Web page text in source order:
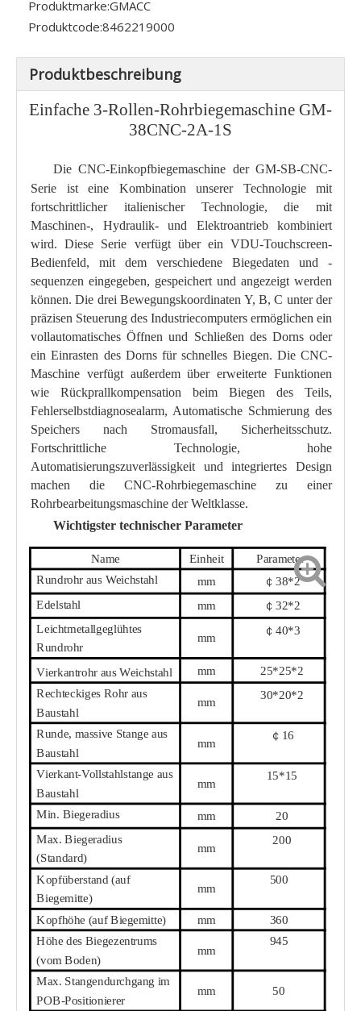
Produktmarke:GMACC
Produktcode:8462219000
Produktbeschreibung
Einfache 3-Rollen-Rohrbiegemaschine GM-
38CNC-2A-1S
Die CNC-Einkopfbiegemaschine der GM-SB-CNC-
Serie ist eine Kombination unserer Technologie mit
fortschrittlicher italienischer Technologie, die mit
Maschinen-, Hydraulik- und Elektroantrieb kombiniert
wird. Diese Serie verfügt über ein VDU-Touchscreen-
Bedienfeld, mit dem verschiedene Biegedaten und -
sequenzen eingegeben, gespeichert und angezeigt werden
können. Die drei Bewegungskoordinaten Y, B, C unter der
präzisen Steuerung des Industriecomputers ermöglichen ein
vollautomatisches Öffnen und Schließen des Dorns oder
ein Einrasten des Dorns für schnelles Biegen. Die CNC-
Maschine verfügt außerdem über erweiterte Funktionen
wie Rückprallkompensation beim Biegen des Teils,
Fehlerselbstdiagnosealarm, Automatische Schmierung des
Speichers nach Stromausfall, Sicherheitsschutz.
Fortschrittliche Technologie, hohe
Automatisierungszuverlässigkeit und integriertes Design
machen die CNC-Rohrbiegemaschine zu einer
Rohrbearbeitungsmaschine der Weltklasse.
Wichtigster technischer Parameter
Name Einheit
Parameter
Rundrohr aus Weichstahl
mm ￠38*2
Edelstahl
mm ￠32*2
Leichtmetallgeglühtes
Rundrohr
mm
￠40*3
Vierkantrohr aus Weichstahl mm 25*25*2
Rechteckiges Rohr aus
Baustahl
mm
30*20*2
Runde, massive Stange aus
Baustahl
mm
￠ 16
Vierkant-Vollstahlstange aus
Baustahl
mm
15*15
Min. Biegeradius mm
20
Max. Biegeradius
(Standard)
mm
200
Kopfüberstand (auf
Biegemitte)
mm
500
Kopfhöhe (auf Biegemitte) mm 360
Höhe des Biegezentrums
(vom Boden)
mm
945
Max. Stangendurchgang im
POB-Positionierer
mm 50